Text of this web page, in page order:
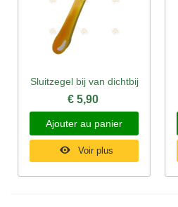
Sluitzegel bij van dichtbij
€ 5,90
Ajouter au panier
Voir plus